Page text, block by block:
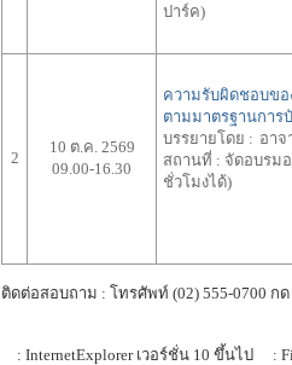
ปาร์ค)
2
10 ต.ค. 2569
09.00-16.30
ความรับผิดชอบข
ตามมาตรฐานกา
บรรยายโดย : อา
สถานที่ : จัดอบรม
ชั่วโมงได้)
ติดต่อสอบถาม : โทรศัพท์ (02) 555-0700 กด
: InternetExplorer เวอร์ชั่น 10 ขึ้นไป :